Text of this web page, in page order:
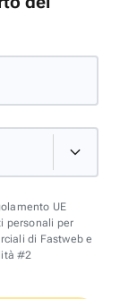
UE
personali per
di Fastweb e
#2